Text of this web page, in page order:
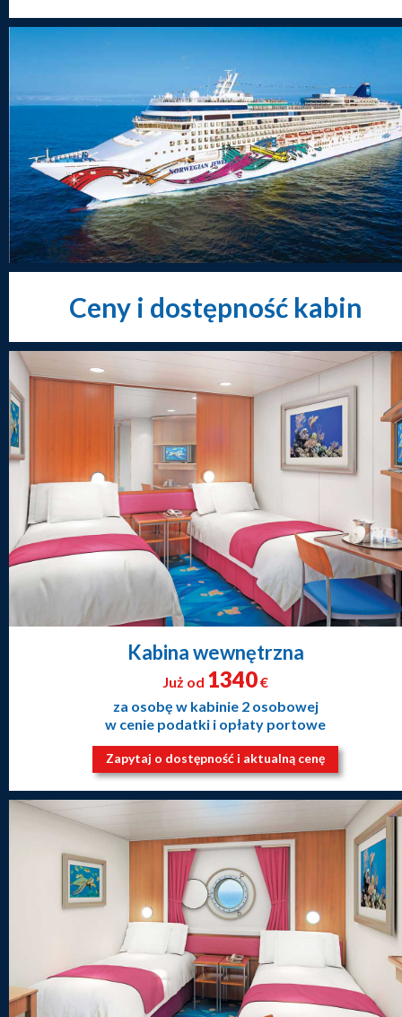
Ceny i dostępność kabin
Kabina wewnętrzna
Już od 1340€
za osobę w kabinie 2 osobowej
w cenie podatki i opłaty portowe
Zapytaj o dostępność i aktualną cenę